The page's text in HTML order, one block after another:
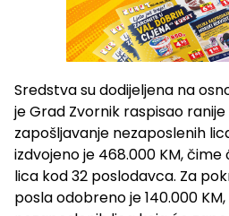
Sredstva su dodijeljena na
je Grad Zvornik raspisao
zapošljavanje nezaposlenih
izdvojeno je 468.000 KM,
lica kod 32 poslodavca. Za
posla odobreno je 140.000